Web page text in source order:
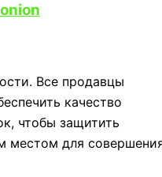
Все продавцы
качество
чтобы защитить
местом для